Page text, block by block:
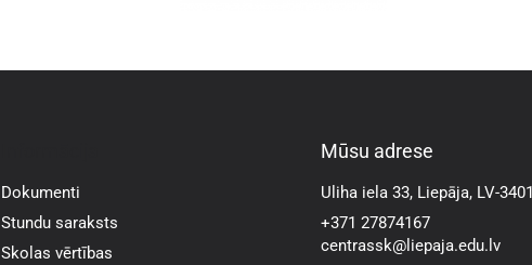
Dokumenti
Stundu saraksts
Skolas vērtības
Mūsu adrese
Uliha iela 33, Liepāja, LV-3401
+371 27874167
centrassk@liepaja.edu.lv